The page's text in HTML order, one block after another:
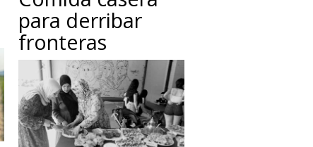
para derribar
fronteras